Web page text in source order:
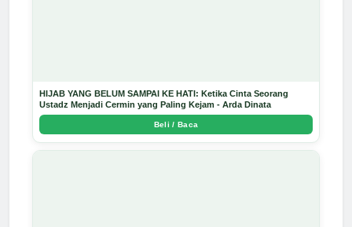
HIJAB YANG BELUM SAMPAI KE HATI: Ketika Cinta Seorang
Ustadz Menjadi Cermin yang Paling Kejam - Arda Dinata
Beli / Baca